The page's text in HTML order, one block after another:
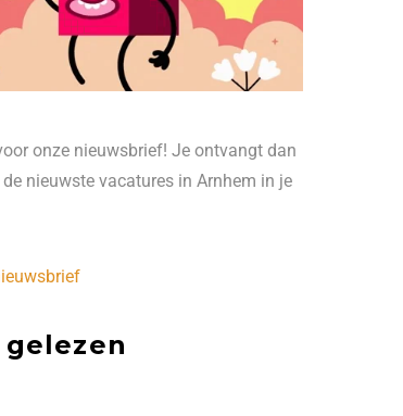
onze nieuwsbrief! Je ontvangt dan
de nieuwste vacatures in Arnhem in je